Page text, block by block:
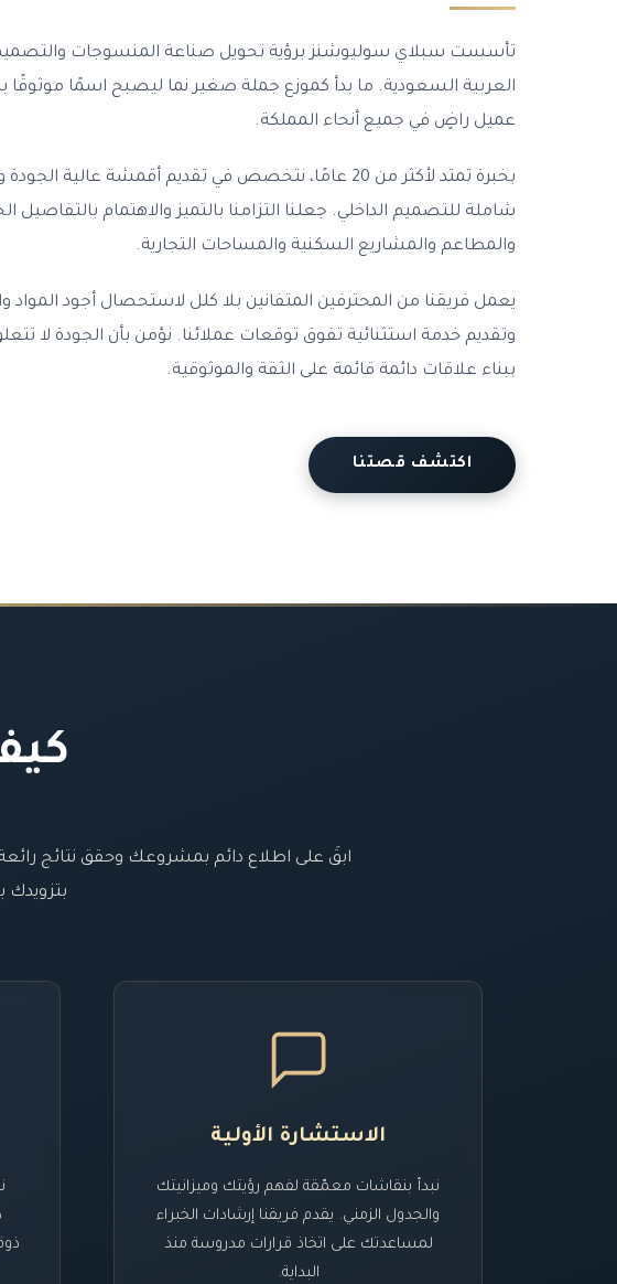
تأسست سبلاي سوليوشنز برؤية تحويل صناعة المنسوجات والتصميم
عميل راضٍ في جميع أنحاء المملكة.
بخبرة تمتد لأكثر من 20 عامًا، نتخصص في تقديم أقمشة
شاملة للتصميم الداخلي. جعلنا التزامنا بالتميز والاهتمام بالتفاصيل
والمطاعم والمشاريع السكنية والمساحات التجارية.
يعمل فريقنا من المحترفين المتفانين بلا كلل لاستحصال أجود المواد
وتقديم خدمة استثنائية تفوق توقعات عملائنا. نؤمن بأن الجودة لا
ببناء علاقات دائمة قائمة على الثقة والموثوقية.
اكتشف قصتنا
ابقَ على اطلاع دائم بمشروعك وحقق نتائج
بتزويدك
الاستشارة الأولية
نبدأ بنقاشات معمّقة لفهم رؤيتك وميزانيتك
والجدول الزمني. يقدم فريقنا إرشادات الخبراء
لمساعدتك على اتخاذ قرارات مدروسة منذ
البداية.